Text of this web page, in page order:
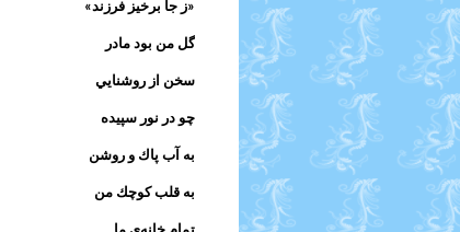
«ز جا برخيز فرزند»
گل من بود مادر
سخن از روشنايي
چو در نور سپيده
به آب پاك و روشن
به قلب كوچك من